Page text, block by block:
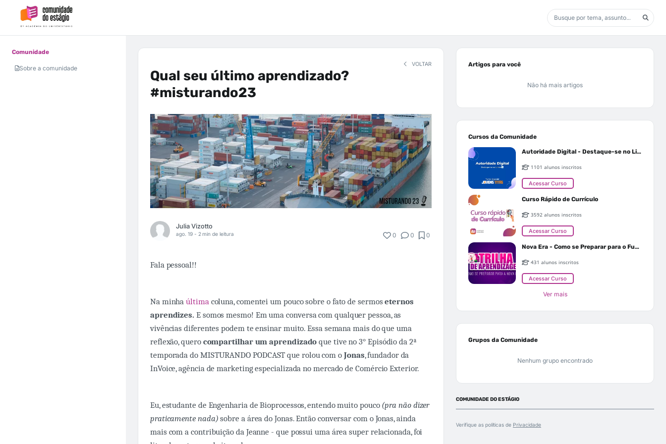
Comunidade
Sobre a comunidade
VOLTAR
Qual seu último aprendizado?
#misturando23
Julia Vizotto
ago. 19 - 2 min de leitura 0 0 0
Fala pessoal!!
Na minhaúltimacoluna, comentei um pouco sobre o fato de sermoseternos
aprendizes. E somos mesmo! Em uma conversa com qualquer pessoa, as
vivências diferentes podem te ensinar muito. Essa semana mais do que uma
reflexão, quero compartilhar um aprendizado que tive no 3° Episódio da 2ª
temporada do MISTURANDO PODCAST que rolou com o Jonas, fundador da
InVoice, agência de marketing especializada no mercado de Comércio Exterior.
Eu, estudante de Engenharia de Bioprocessos, entendo muito pouco (pra não dizer
praticamente nada) sobre a área do Jonas. Então conversar com o Jonas, ainda
mais com a contribuição da Jeanne - que possui uma área super relacionada, foi
Artigos para você
Não há mais artigos
Cursos da Comunidade
Autoridade Digital - Destaque-se no Linkedin
1101 alunos inscritos
Acessar Curso
Curso Rápido de Currículo
3592 alunos inscritos
Acessar Curso
Nova Era - Como se Preparar para o Futuro
431 alunos inscritos
Acessar Curso
Ver mais
Grupos da Comunidade
Nenhum grupo encontrado
COMUNIDADE DO ESTÁGIO
Verifique as políticas de Privacidade